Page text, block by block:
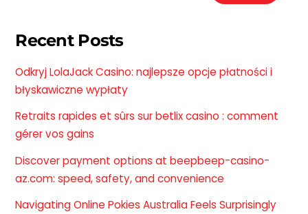
Recent Posts
Odkryj LolaJack Casino: najlepsze opcje płatności i
błyskawiczne wypłaty
Retraits rapides et sûrs sur betlix casino : comment
gérer vos gains
Discover payment options at beepbeep-casino-
az.com: speed, safety, and convenience
Navigating Online Pokies Australia Feels Surprisingly